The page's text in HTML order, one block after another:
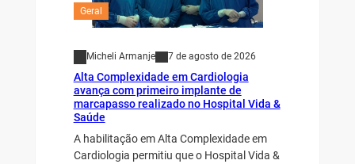
Geral
Micheli Armanje 7 de agosto de 2026
Alta Complexidade em Cardiologia
avança com primeiro implante de
marcapasso realizado no Hospital Vida &
Saúde
A habilitação em Alta Complexidade em
Cardiologia permitiu que o Hospital Vida &